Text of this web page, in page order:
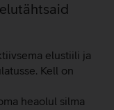
elustiili ja
Kell on
heaolul silma